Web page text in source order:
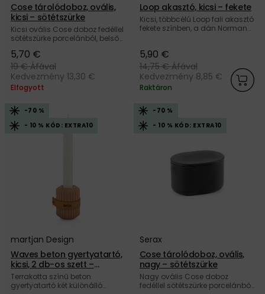
Cose tárolódoboz, ovális,
kicsi – sötétszürke
Kicsi ovális Cose doboz fedéllel
sötétszürke porcelánból, belső
márkától.
5,70 €
19 €Áfával
Kedvezmény 13,30 €
Elfogyott
Loop akasztó, kicsi – fekete
Kicsi, többcélú Loop fali akasztó
fekete színben, a dán Normann
5,90 €
14,75 €Áfával
Kedvezmény 8,85 €
Raktáron
-70 %
- 10 % KÓD: EXTRA10
martjan Design
Waves beton gyertyatartó,
kicsi, 2 db-os szett –
terrakotta
Terrakotta színű beton
gyertyatartó két különálló
-70 %
- 10 % KÓD: EXTRA10
Serax
Cose tárolódoboz, ovális,
nagy – sötétszürke
Nagy ovális Cose doboz
fedéllel sötétszürke porcelánból,